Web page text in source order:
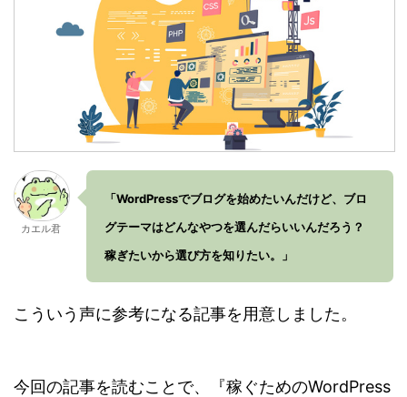
カエル君
「WordPressでブログを始めたいんだけど、ブロ
グテーマはどんなやつを選んだらいいんだろう？
稼ぎたいから選び方を知りたい。」
こういう声に参考になる記事を用意しました。
今回の記事を読むことで、『稼ぐためのWordPress